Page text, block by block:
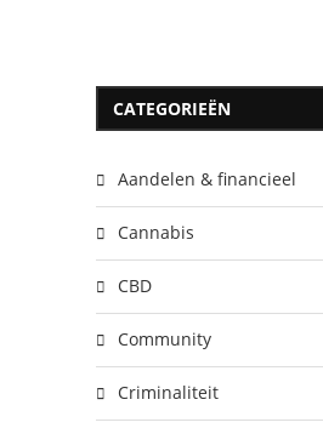
CATEGORIEËN
Aandelen & financieel
Cannabis
CBD
Community
Criminaliteit